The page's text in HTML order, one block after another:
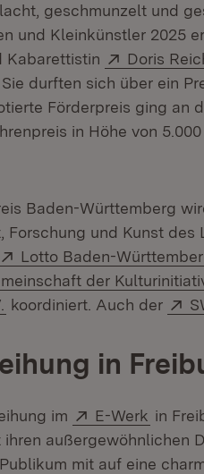
geschmunzelt und
und Kleinkünstler 2025
Kabarettistin
Extern:
Doris
(Öffnet in neuem Fenster)
. Sie durften sich über ein
Förderpreis ging an
in Höhe von
Fenster)
Baden-Württemberg
Forschung und Kunst
Extern:
Lotto Baden-
der
(Öffnet in neuem Fenster)
koordiniert. Auch der
in
im Extern:
E-Werk in
außergewöhnlichen
mit auf eine